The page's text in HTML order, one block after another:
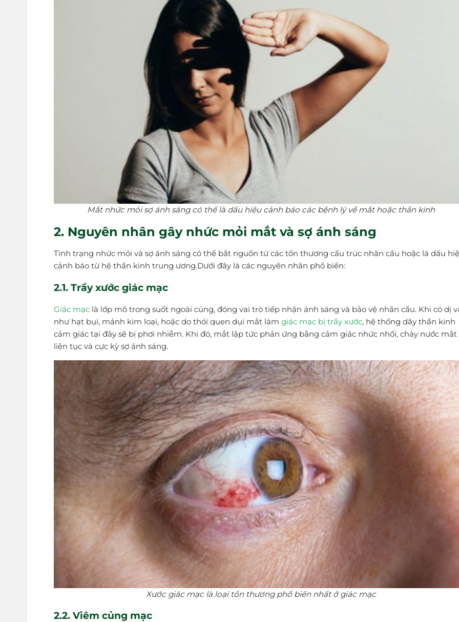
Mắt nhức mỏi sợ ánh sáng có thể là dấu hiệu cảnh báo các bệnh lý về mắt hoặc thần kinh
2. Nguyên nhân gây nhức mỏi mắt và sợ ánh sáng
Tình trạng nhức mỏi và sợ ánh sáng có thể bắt nguồn từ các tổn thương cấu trúc nhãn cầu hoặc là dấu
cảnh báo từ hệ thần kinh trung ương.Dưới đây là các nguyên nhân phổ biến:
2.1. Trầy xước giác mạc
Giác mạc là lớp mô trong suốt ngoài cùng, đóng vai trò tiếp nhận ánh sáng và bảo vệ nhãn cầu. Khi có dị
như hạt bụi, mảnh kim loại, hoặc do thói quen dụi mắt làmgiác mạc bị trầy xước, hệ thống dây thần kinh
cảm giác tại đây sẽ bị phơi nhiễm. Khi đó, mắt lập tức phản ứng bằng cảm giác nhức nhối, chảy nước mắt
liên tục và cực kỳ sợ ánh sáng.
Xước giác mạc là loại tổn thương phổ biến nhất ở giác mạc
2.2. Viêm củng mạc